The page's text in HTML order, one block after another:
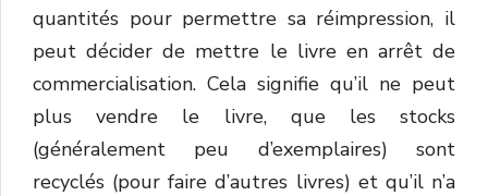
quantités pour permettre sa réimpression, il
peut décider de mettre le livre en arrêt de
commercialisation. Cela signifie qu’il ne peut
plus vendre le livre, que les stocks
(généralement peu d’exemplaires) sont
recyclés (pour faire d’autres livres) et qu’il n’a